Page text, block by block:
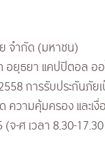
จำกัด (มหาชน)
อยุธยา แคปปิตอล
การรับประกันภัย
ความคุ้มครอง และ
(จ-ศ เวลา 8.30-